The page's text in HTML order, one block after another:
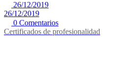
26/12/2019
26/12/2019
0 Comentarios
Certificados de profesionalidad